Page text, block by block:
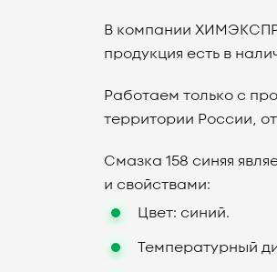
В компании
продукция есть в
Работаем только с
территории России,
Смазка 158 синяя
и свойствами:
Цвет: синий.
Температурный